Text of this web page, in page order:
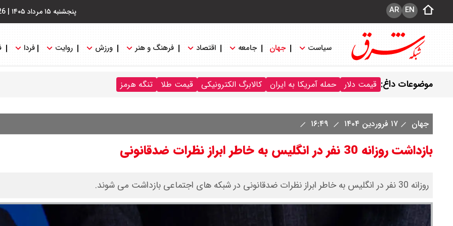
پنجشنبه ۱۵ مرداد ۱۴۰۵ | EN
AR
سیاست جهان جامعه اقتصاد فرهنگ و هنر ورزش روایت فردا
موضوعات داغ: قیمت دلار حمله آمریکا به ایران کالابرگ الکترونیکی قیمت طلا تنگه هرمز
جهان ۱۷ فروردین ۱۴۰۴
بازداشت روزانه 30 نفر در انگلیس به خاطر ابراز نظرات ضدقانونی
روزانه 30 نفر در انگلیس به خاطر ابراز نظرات ضدقانونی در شبکه های اجتماعی بازداشت می شوند.